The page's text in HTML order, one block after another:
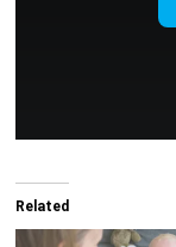
Related